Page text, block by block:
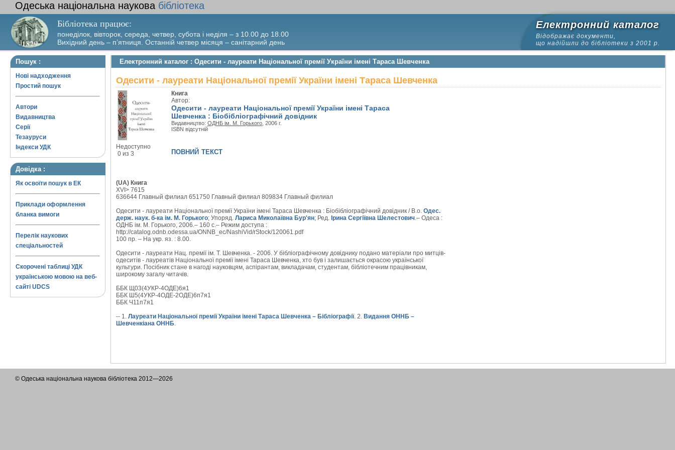
Одеська національна наукова бібліотека
Бібліотека працює:
понеділок, вівторок, середа, четвер, субота і неділя – з 10.00 до 18.00
Вихідний день – п’ятниця. Останній четвер місяця – санітарний день
Електронний каталог
Відображає документи,
що надійшли до бібліотеки з 2001 р.
Пошук :
Нові надходження
Простий пошук
Автори
Видавництва
Серії
Тезауруси
Індекси УДК
Довідка :
Як освоїти пошук в ЕК
Приклади оформлення
бланка вимоги
Перелік наукових
спеціальностей
Скорочені таблиці УДК
українською мовою на веб-
сайті UDCS
Електронний каталог : Одесити - лауреати Національної премії України імені Тараса Шевченка
Одесити - лауреати Національної премії України імені Тараса Шевченка
Недоступно
0 из 3
Книга
Автор:
Одесити - лауреати Національної премії України імені Тараса
Шевченка : Біобібліографічний довідник
Видавництво: ОДНБ ім. М. Горького , 2006 г.
ISBN відсутній
повний текст
(UA) Книга
XVI> 7615
636644 Главный филиал 651750 Главный филиал 809834 Главный филиал
Одесити - лауреати Національної премії України імені Тараса Шевченка : Біобібліографічний довідник / В.о. Одес.
держ. наук. б-ка ім. М. Горького; Упоряд. Лариса Миколаївна Бур'ян; Ред. Ірина Сергіївна Шелестович.– Одеса :
ОДНБ ім. М. Горького, 2006.– 160 с.– Режим доступа :
http://catalog.odnb.odessa.ua/ONNB_ec/NashiVid/rStock/120061.pdf
100 пр. – На укр. яз. : 8.00.
Одесити - лауреати Нац. премії ім. Т. Шевченка. - 2006. У бібліографічному довіднику подано матеріали про митців-
одеситів - лауреатів Національної премії імені Тараса Шевченка, хто був і залишається окрасою української
культури. Посібник стане в нагоді науковцям, аспірантам, викладачам, студентам, бібліотечним працівникам,
широкому загалу читачів.
ББК Щ03(4УКР-4ОДЕ)6я1
ББК Ш5(4УКР-4ОДЕ-2ОДЕ)6п7я1
ББК Ч11п7я1
-- 1. Лауреати Національної премії України імені Тараса Шевченка – Бібліографії. 2. Видання ОННБ –
Шевченкіана ОННБ.
© Одеська національна наукова бібліотека 2012—2026